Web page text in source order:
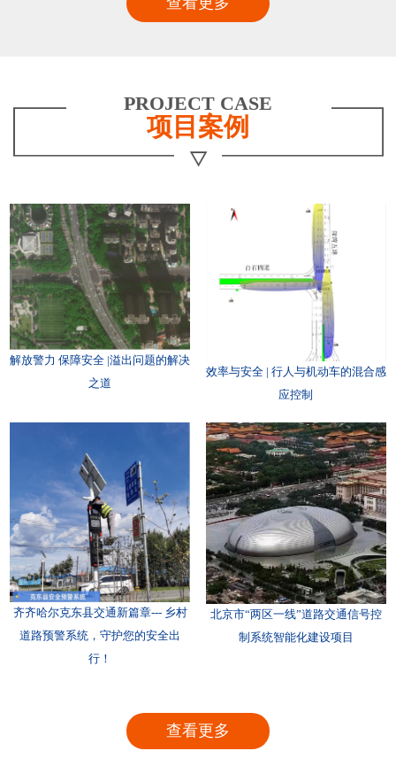
PROJECT CASE
项目案例
解放警力 保障安全 |溢出问题的解决
之道
效率与安全 | 行人与机动车的混合感
应控制
齐齐哈尔克东县交通新篇章--- 乡村
道路预警系统，守护您的安全出
行！
北京市“两区一线”道路交通信号控
制系统智能化建设项目
查看更多